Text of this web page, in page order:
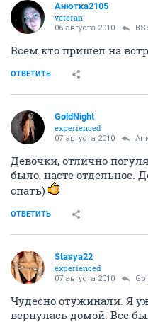
Анютка2105
veteran
06 августа 2010
Всем кто пришел на
ОТВЕТИТЬ
GoldNight
experienced
07 августа 2010
Девочки, отлично
было, насте отдельное.
спать)
ОТВЕТИТЬ
Stasya22
experienced
07 августа 2010
Чудесно отужинали. Я
вернулась домой. Все